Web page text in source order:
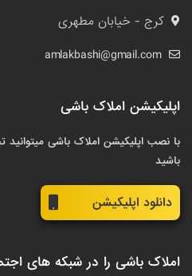
کرج - خیابان مطهری
amlakbashi@gmail.com
اپلیکیشن املاک باشی
با نصب اپلیکیشن املاک باشی میتوانید
باشید
دانلود اپلیکیشن
املاک باشی را در شبکه های